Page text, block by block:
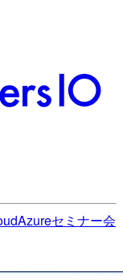
Azureセミナー会